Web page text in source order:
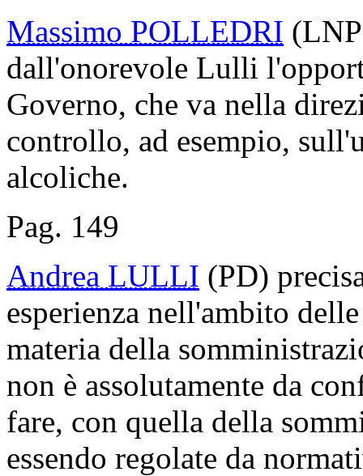
Massimo POLLEDRI
dall'onorevole Lulli
Governo, che va nella
controllo, ad esempio,
alcoliche.
Pag. 149
Andrea LULLI (PD)
esperienza nell'ambito
materia della
non è assolutamente da
fare, con quella della
essendo regolate da